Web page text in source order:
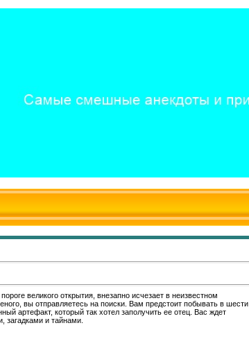
великого открытия, внезапно исчезает в неизвестном
вы отправляетесь на поиски. Вам предстоит побывать в шести
артефакт, который так хотел заполучить ее отец. Вас ждет
загадками и тайнами.